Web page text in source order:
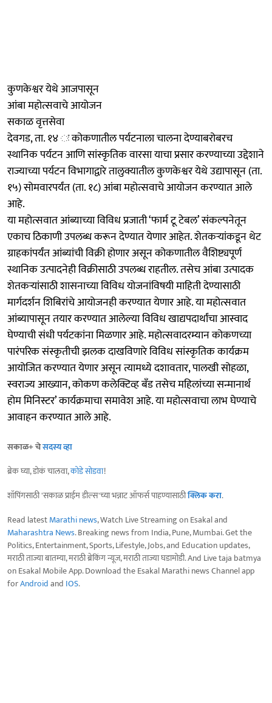
कुणकेश्वर येथे आजपासून
आंबा महोत्सवाचे आयोजन
सकाळ वृत्तसेवा
देवगड, ता. १४ ः कोकणातील पर्यटनाला चालना देण्याबरोबरच
स्थानिक पर्यटन आणि सांस्कृतिक वारसा याचा प्रसार करण्याच्या उद्देशाने
राज्याच्या पर्यटन विभागाद्वारे तालुक्यातील कुणकेश्वर येथे उद्यापासून (ता.
१५) सोमवारपर्यंत (ता. १८) आंबा महोत्सवाचे आयोजन करण्यात आले
आहे.
या महोत्सवात आंब्याच्या विविध प्रजाती ‘फार्म टू टेबल’ संकल्पनेतून
एकाच ठिकाणी उपलब्ध करून देण्यात येणार आहेत. शेतकऱ्यांकडून थेट
ग्राहकांपर्यंत आंब्यांची विक्री होणार असून कोकणातील वैशिष्ट्यपूर्ण
स्थानिक उत्पादनेही विक्रीसाठी उपलब्ध राहतील. तसेच आंबा उत्पादक
शेतकऱ्यांसाठी शासनाच्या विविध योजनांविषयी माहिती देण्यासाठी
मार्गदर्शन शिबिरांचे आयोजनही करण्यात येणार आहे. या महोत्सवात
आंब्यापासून तयार करण्यात आलेल्या विविध खाद्यपदार्थांचा आस्वाद
घेण्याची संधी पर्यटकांना मिळणार आहे. महोत्सवादरम्यान कोकणच्या
पारंपरिक संस्कृतीची झलक दाखविणारे विविध सांस्कृतिक कार्यक्रम
आयोजित करण्यात येणार असून त्यामध्ये दशावतार, पालखी सोहळा,
स्वराज्य आख्यान, कोकण कलेक्टिव्ह बँड तसेच महिलांच्या सन्मानार्थ
होम मिनिस्टर’ कार्यक्रमाचा समावेश आहे. या महोत्सवाचा लाभ घेण्याचे
आवाहन करण्यात आले आहे.
सकाळ+ चेसदस्य व्हा
ब्रेक घ्या, डोकं चालवा,कोडे सोडवा!
शॉपिंगसाठी 'सकाळ प्राईम डील्स'च्या भन्नाट ऑफर्स पाहण्यासाठीक्लिक करा.
Read latestMarathi news, Watch Live Streaming on Esakal and
Maharashtra News. Breaking news from India, Pune, Mumbai. Get the
Politics, Entertainment, Sports, Lifestyle, Jobs, and Education updates,
मराठी ताज्या बातम्या, मराठी ब्रेकिंग न्यूज, मराठी ताज्या घडामोडी. And Live taja batmya
on Esakal Mobile App. Download the Esakal Marathi news Channel app
forAndroidand IOS.